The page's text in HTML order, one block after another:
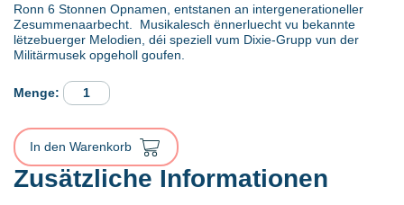
Ronn 6 Stonnen Opnamen, entstanen an intergenerationeller
Zesummenaarbecht. Musikalesch ënnerluecht vu bekannte
lëtzebuerger Melodien, déi speziell vum Dixie-Grupp vun der
Militärmusek opgeholl goufen.
AUDIO-
BUCH:
MIR
KANNER
WAREN
Menge
In den Warenkorb
Zusätzliche Informationen